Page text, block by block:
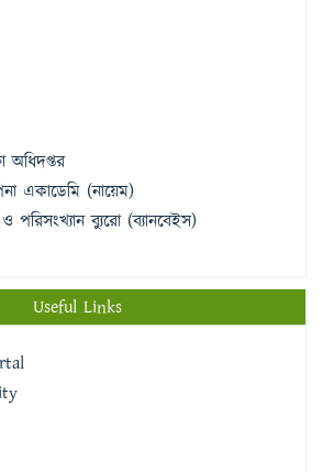
অধিদপ্তর
একাডেমি (নায়েম)
পরিসংখ্যান ব্যুরো (ব্যানবেইস)
Useful Links